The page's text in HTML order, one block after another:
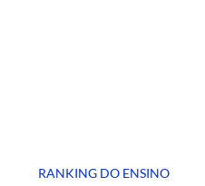
RANKING DO ENSINO